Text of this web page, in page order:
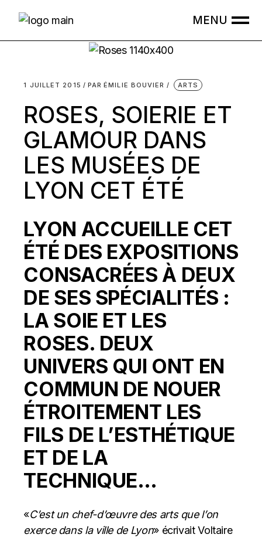
1 JUILLET 2015 PAR ÉMILIE BOUVIER ARTS
ROSES, SOIERIE ET
GLAMOUR DANS
LES MUSÉES DE
LYON CET ÉTÉ
LYON ACCUEILLE CET
ÉTÉ DES EXPOSITIONS
CONSACRÉES À DEUX
DE SES SPÉCIALITÉS :
LA SOIE ET LES
ROSES. DEUX
UNIVERS QUI ONT EN
COMMUN DE NOUER
ÉTROITEMENT LES
FILS DE L’ESTHÉTIQUE
ET DE LA
TECHNIQUE…
«C’est un chef-d’œuvre des arts que l’on
exerce dans la ville de Lyon» écrivait Voltaire